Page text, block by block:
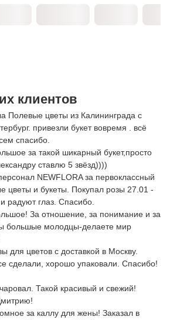
клиентов
Полевые цветы из Калининграда с
привезли букет вовремя . всё
спасибо.
за такой шикарный букет,просто
ставлю 5 звёзд))))
NEWFLORA за первоклассный
цветы и букеты. Покупал розы 27.01 -
радуют глаз. Спасибо.
За отношение, за понимание и за
большые молодцы-делаете мир
для цветов с доставкой в Москву.
сделали, хорошо упаковали. Спасибо!
Такой красивый и свежий!
за каллу для жены! Заказал в